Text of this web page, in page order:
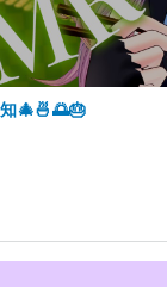
🎄🍜🌅🎂